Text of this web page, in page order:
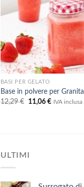
BASI PER GELATO
Base in polvere per Granita
12,29€
Il
11,06€IlIVA inclusa
ULTIMI